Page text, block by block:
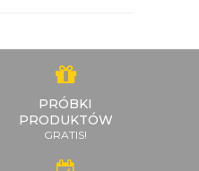
PRÓBKI
PRODUKTÓW
GRATIS!